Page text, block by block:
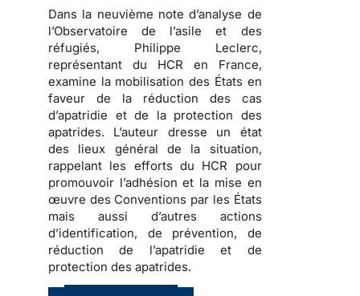
Dans la neuvième note d’analyse de
l’Observatoire de l’asile et des
réfugiés, Philippe Leclerc,
représentant du HCR en France,
examine la mobilisation des États en
faveur de la réduction des cas
d’apatridie et de la protection des
apatrides. L’auteur dresse un état
des lieux général de la situation,
rappelant les efforts du HCR pour
promouvoir l’adhésion et la mise en
œuvre des Conventions par les États
mais aussi d’autres actions
d’identification, de prévention, de
réduction de l’apatridie et de
protection des apatrides.